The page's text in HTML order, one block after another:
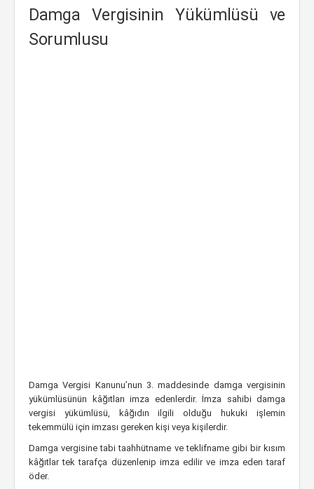
Damga Vergisinin Yükümlüsü ve
Sorumlusu
Damga Vergisi Kanunu’nun 3. maddesinde damga vergisinin
yükümlüsünün kâğıtları imza edenlerdir. İmza sahibi damga
vergisi yükümlüsü, kâğıdın ilgili olduğu hukuki işlemin
tekemmülü için imzası gereken kişi veya kişilerdir.
Damga vergisine tabi taahhütname ve teklifname gibi bir kısım
kâğıtlar tek tarafça düzenlenip imza edilir ve imza eden taraf
öder.